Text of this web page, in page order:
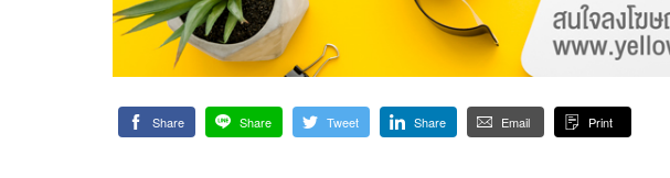
Share Share Tweet Share Email Print